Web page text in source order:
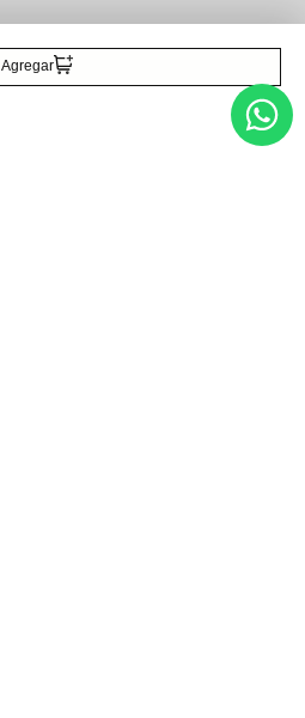
Agregar
Suscribirse